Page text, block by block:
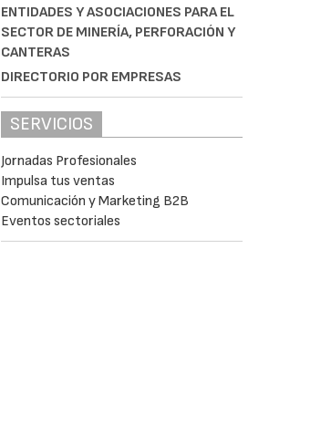
ENTIDADES Y ASOCIACIONES PARA EL
SECTOR DE MINERÍA, PERFORACIÓN Y
CANTERAS
DIRECTORIO POR EMPRESAS
SERVICIOS
Jornadas Profesionales
Impulsa tus ventas
Comunicación y Marketing B2B
Eventos sectoriales